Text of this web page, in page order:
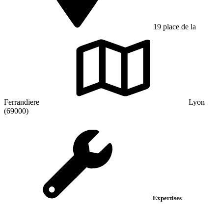
19 place de la
Ferrandiere
Lyon
(69000)
Expertises